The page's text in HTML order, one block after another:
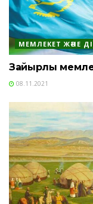
МЕМЛЕКЕТ ЖӘНЕ
Зайырлы
08.11.2021